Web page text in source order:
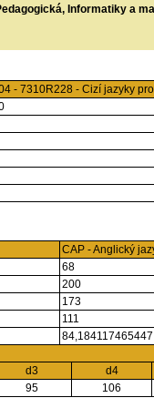
Informatiky a
- 7310R228 - Cizí jazyky
CAP - Anglický
68
200
173
111
d3
d4
95 106